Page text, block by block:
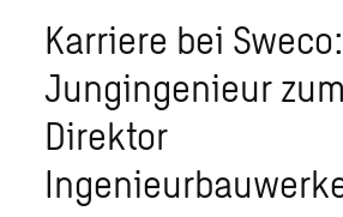
Karriere bei
Jungingenieur zum
Direktor